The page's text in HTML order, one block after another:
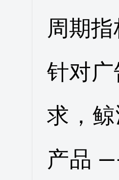
周期
针对
求，
产品